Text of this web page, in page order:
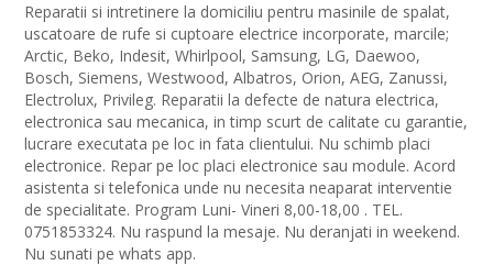
Reparatii si intretinere la domiciliu pentru masinile de spalat,
uscatoare de rufe si cuptoare electrice incorporate, marcile;
Arctic, Beko, Indesit, Whirlpool, Samsung, LG, Daewoo,
Bosch, Siemens, Westwood, Albatros, Orion, AEG, Zanussi,
Electrolux, Privileg. Reparatii la defecte de natura electrica,
electronica sau mecanica, in timp scurt de calitate cu garantie,
lucrare executata pe loc in fata clientului. Nu schimb placi
electronice. Repar pe loc placi electronice sau module. Acord
asistenta si telefonica unde nu necesita neaparat interventie
de specialitate. Program Luni- Vineri 8,00-18,00 . TEL.
0751853324. Nu raspund la mesaje. Nu deranjati in weekend.
Nu sunati pe whats app.